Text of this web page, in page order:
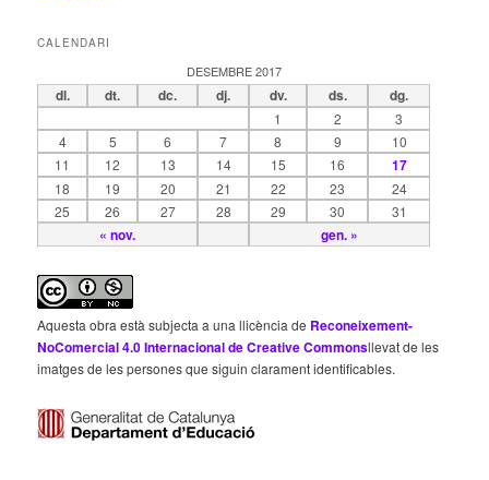
CALENDARI
DESEMBRE 2017
dl. dt. dc. dj. dv. ds. dg.
« nov. gen. »
1 2
3
4
5 6 7 8 9
10
11
12 13 14 15 16 17
18 19 20 21 22 23
24
25
26 27 28 29 30 31
Aquesta obra està subjecta a una llicència de Reconeixement-
NoComercial 4.0 Internacional de Creative Commonsllevat de les
imatges de les persones que siguin clarament identificables.